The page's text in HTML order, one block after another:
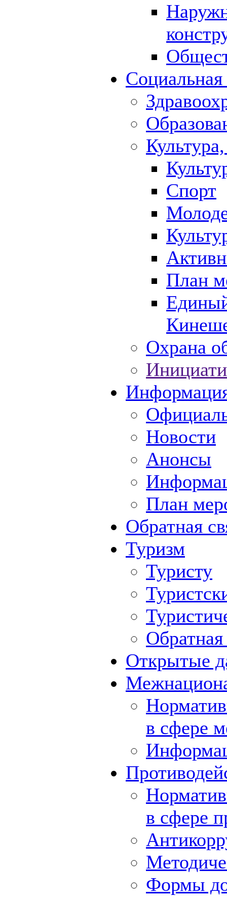
Спорт
План
Охрана
Новости
Анонсы
План
Обратная
Туризм
Туристу
Обратная
Открытые
в сфере
в сфере
Формы